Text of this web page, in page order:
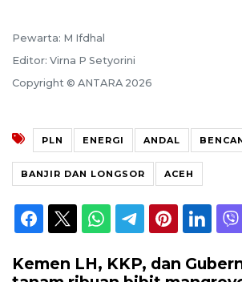
Pewarta: M Ifdhal
Editor: Virna P Setyorini
Copyright © ANTARA 2026
PLN ENERGI ANDAL
BANJIR DAN LONGSOR ACEH
Kemen LH, KKP, dan